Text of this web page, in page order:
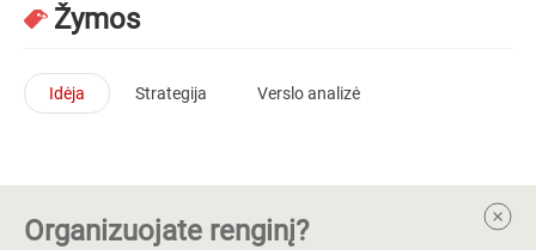
Žymos
Idėja Strategija Verslo analizė
Organizuojate renginį?